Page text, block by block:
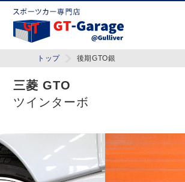
トップ 後期GTO銀
三菱 GTO
ツインターボ